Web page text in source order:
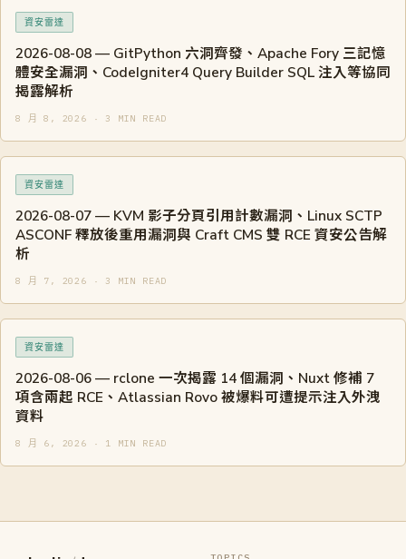
資安雷達
2026-08-08 — GitPython 六洞齊發、Apache Fory 三記憶
體安全漏洞、CodeIgniter4 Query Builder SQL 注入等協同
揭露解析
8 月 8, 2026 · 3 MIN READ
資安雷達
2026-08-07 — KVM 影子分頁引用計數漏洞、Linux SCTP
ASCONF 釋放後重用漏洞與 Craft CMS 雙 RCE 資安公告解
析
8 月 7, 2026 · 3 MIN READ
資安雷達
2026-08-06 — rclone 一次揭露 14 個漏洞、Nuxt 修補 7
項含兩起 RCE、Atlassian Rovo 被爆料可遭提示注入外洩
資料
8 月 6, 2026 · 1 MIN READ